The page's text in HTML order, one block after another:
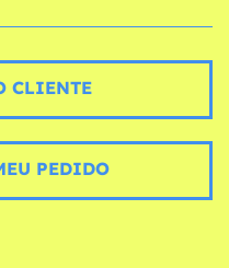
CLIENTE
PEDIDO